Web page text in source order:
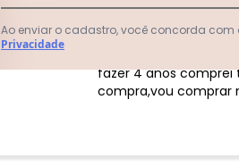
Comentário:
amei os conjuntos
fazer 4 anos comprei
compra,vou comprar
Ao enviar o cadastro, você concorda com
Privacidade